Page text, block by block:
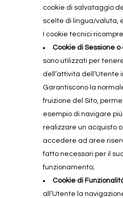
cookie di salvataggio
scelte di lingua/valuta,
I cookie tecnici
Cookie di Sessione
sono utilizzati per
dell’attività dell’Utente
Garantiscono la
fruizione del Sito,
esempio di navigare
realizzare un acquisto
accedere ad aree
fatto necessari per il
funzionamento;
Cookie di
all’Utente la